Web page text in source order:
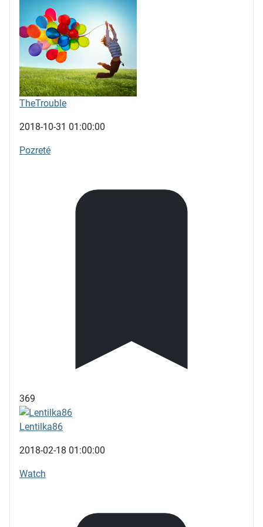
TheTrouble
2018-10-31 01:00:00
Pozreté
369
Lentilka86
2018-02-18 01:00:00
Watch